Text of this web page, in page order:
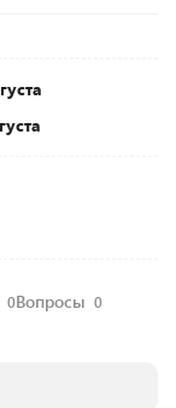
0Вопросы 0